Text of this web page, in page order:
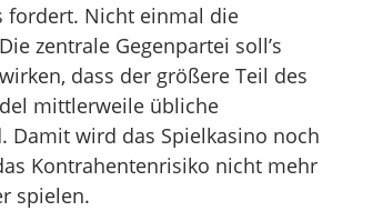
fordert. Nicht einmal die
zentrale Gegenpartei soll’s
dass der größere Teil des
mittlerweile übliche
Damit wird das Spielkasino noch
Kontrahentenrisiko nicht mehr
spielen.